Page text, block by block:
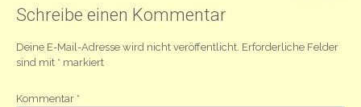
Schreibe einen Kommentar
Deine E-Mail-Adresse wird nicht veröffentlicht. Erforderliche Felder
sind mit * markiert
Kommentar *